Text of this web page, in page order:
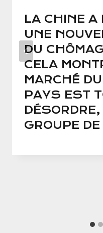
LA CHINE A
UNE
DU
CELA
MARCHÉ
PAYS EST
GROUPE